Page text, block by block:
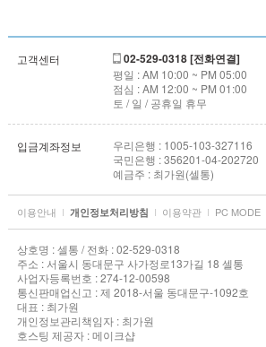
고객센터 02-529-0318 [전화연결]
평일 : AM 10:00 ~ PM 05:00
점심 : AM 12:00 ~ PM 01:00
토 / 일 / 공휴일 휴무
입금계좌정보
우리은행 : 1005-103-327116
국민은행 : 356201-04-202720
예금주 : 최가원(셀통)
이용안내 I 개인정보처리방침 I 이용약관I PC MODE
상호명 : 셀통 / 전화 : 02-529-0318
주소 : 서울시 동대문구 사가정로13가길 18 셀통
사업자등록번호 : 274-12-00598
통신판매업신고 : 제 2018-서울 동대문구-1092호
대표 : 최가원
개인정보관리책임자 : 최가원
호스팅 제공자 : 메이크샵